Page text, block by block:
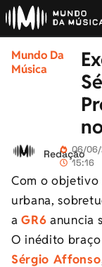
Mundo Da
Música
Redação
06/
15:16
Com o objetivo
urbana,
aGR6 anuncia
O inédito
Sérgio Affonso